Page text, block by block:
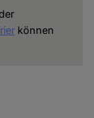
können